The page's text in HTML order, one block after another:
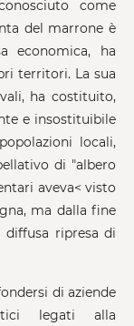
come
del marrone è
economica, ha
territori. La sua
ha costituito,
e insostituibile
locali,
di "albero
aveva< visto
ma dalla fine
ripresa di
di aziende
legati alla